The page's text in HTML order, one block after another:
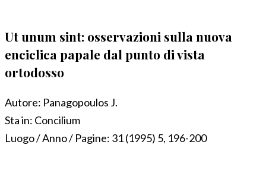
Ut unum sint: osservazioni sulla nuova
enciclica papale dal punto di vista
ortodosso
Autore: Panagopoulos J.
Sta in: Concilium
Luogo / Anno / Pagine: 31 (1995) 5, 196-200